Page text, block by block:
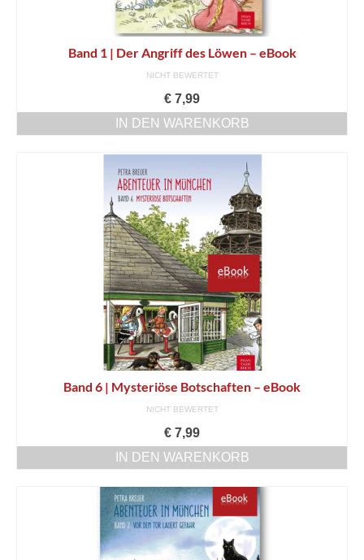
Band 1 | Der Angriff des Löwen – eBook
NICHT BEWERTET
€ 7,99
IN DEN WARENKORB
Band 6 | Mysteriöse Botschaften – eBook
NICHT BEWERTET
€ 7,99
IN DEN WARENKORB